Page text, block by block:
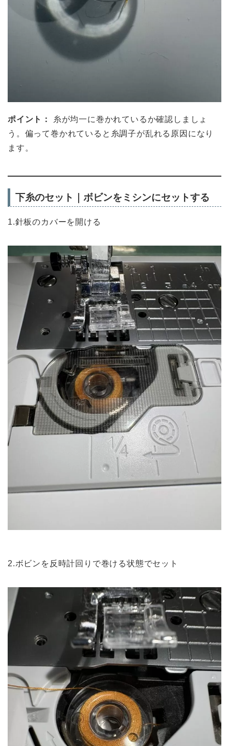
ポイント：
糸が均一に巻かれているか確認しましょ
う。偏って巻かれていると糸調子が乱れる原因になり
ます。
下糸のセット｜ボビンをミシンにセットする
1.針板のカバーを開ける
2.ボビンを反時計回りで巻ける状態でセット